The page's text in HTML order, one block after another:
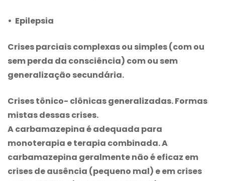
• Epilepsia
Crises parciais complexas ou simples (com ou
sem perda da consciência) com ou sem
generalização secundária.
Crises tônico- clônicas generalizadas. Formas
mistas dessas crises.
Acarbamazepinaé adequada para
monoterapia e terapia combinada. A
carbamazepina geralmente não é eficaz em
crises de ausência (pequeno mal) e em crises